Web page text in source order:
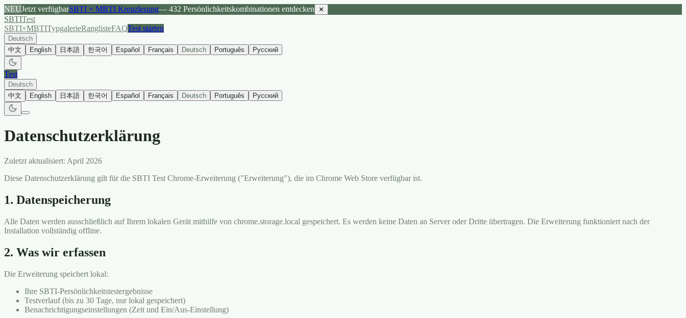
NEUJetzt verfügbarSBTI × MBTI Kreuzlesung— 432 Persönlichkeitskombinationen entdecken ✕
SBTITest
SBTI×MBTITypgalerieRanglisteFAQTest starten
Deutsch
中文
English 日本語 한국어 Español Français Deutsch Português Русский
Test
Deutsch
中文
English 日本語 한국어 Español Français Deutsch Português Русский
Datenschutzerklärung
Zuletzt aktualisiert: April 2026
Diese Datenschutzerklärung gilt für die SBTI Test Chrome-Erweiterung ("Erweiterung"), die im Chrome Web Store verfügbar ist.
1. Datenspeicherung
Alle Daten werden ausschließlich auf Ihrem lokalen Gerät mithilfe von chrome.storage.local gespeichert. Es werden keine Daten an Server oder Dritte übertragen. Die Erweiterung funktioniert nach der
Installation vollständig offline.
2. Was wir erfassen
Die Erweiterung speichert lokal:
Ihre SBTI-Persönlichkeitstestergebnisse
Testverlauf (bis zu 30 Tage, nur lokal gespeichert)
Benachrichtigungseinstellungen (Zeit und Ein/Aus-Einstellung)